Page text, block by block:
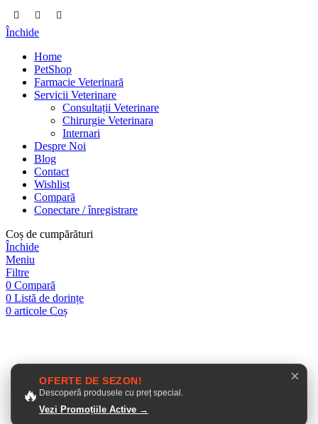
Închide
Home
PetShop
Farmacie Veterinară
Servicii Veterinare
Consultații Veterinare
Chirurgie Veterinara
Internari
Despre Noi
Blog
Contact
Wishlist
Compară
Conectare / înregistrare
Coș de cumpărături
Închide
Meniu
Filtre
0 Compară
0 Listă de dorințe
0 articole Coș
×
🔥
OFERTE DE SEZON!
Descoperă produsele cu preț special.
Vezi Promoțiile Active →